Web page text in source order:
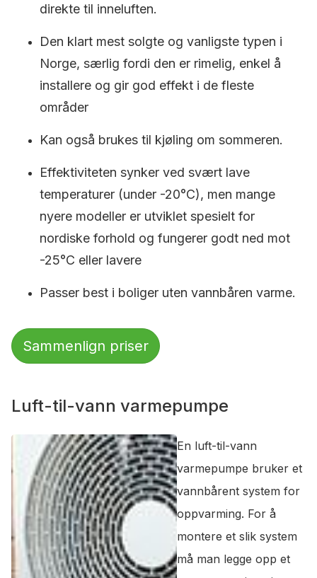
direkte til inneluften.
Den klart mest solgte og vanligste typen i
Norge, særlig fordi den er rimelig, enkel å
installere og gir god effekt i de fleste
områder
Kan også brukes til kjøling om sommeren.
Effektiviteten synker ved svært lave
temperaturer (under -20°C), men mange
nyere modeller er utviklet spesielt for
nordiske forhold og fungerer godt ned mot
-25°C eller lavere
Passer best i boliger uten vannbåren varme.
Sammenlign priser
Luft-til-vann varmepumpe
En luft-til-vann
varmepumpe bruker et
vannbårent system for
oppvarming. For å
montere et slik system
må man legge opp et